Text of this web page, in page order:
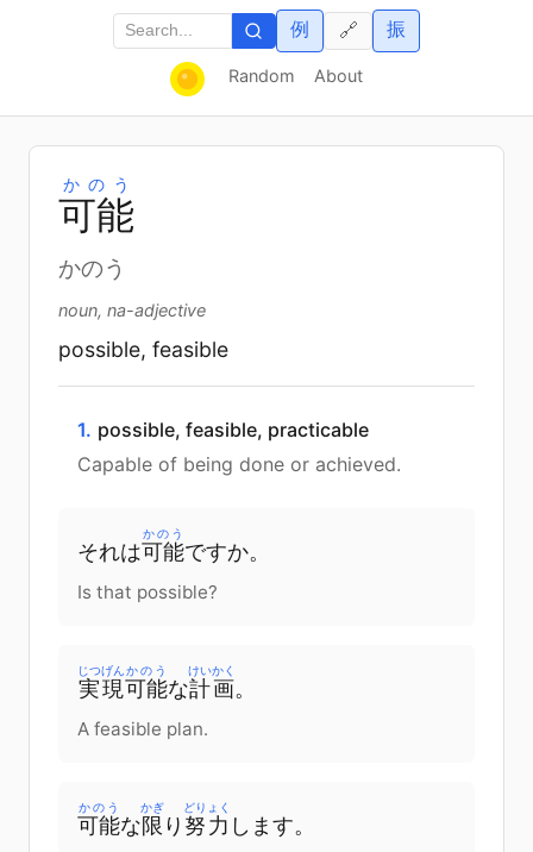
Random About
例 振
🔗
可能
かのう
かのう
noun, na-adjective
possible, feasible
1. possible, feasible, practicable
Capable of being done or achieved.
それは可能
かのう
ですか。
Is that possible?
実現
じつげん
可能
かのう
な計画
けいかく
。
A feasible plan.
可能
かのう
な限
かぎ
り 努力
どりょく
します。